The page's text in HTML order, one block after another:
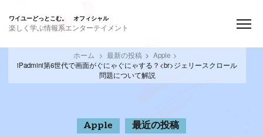
ワイユーどっとこむ。 オフィシャル
楽しく学ぶ情報系エンターテイメント
ホーム 最新の投稿
Apple
iPadmini第6世代で画面がぐにゃぐにゃする？<br>ジェリースクロール
問題について解説
Apple 最近の投稿